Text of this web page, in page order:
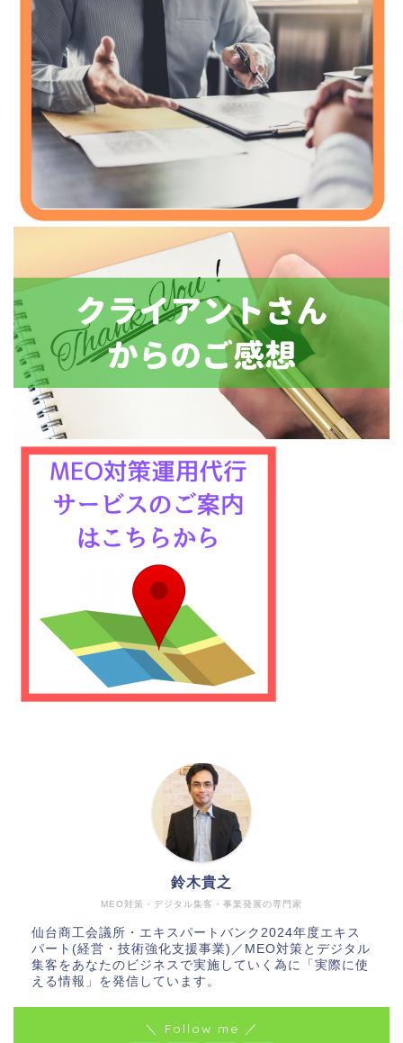
MEO対策・デジタル集客・事業発展の専門家
鈴木貴之
仙台商工会議所・エキスパートバンク2024年度エキス
パート(経営・技術強化支援事業)／MEO対策とデジタル
集客をあなたのビジネスで実施していく為に「実際に使
える情報」を発信しています。
＼ Follow me ／